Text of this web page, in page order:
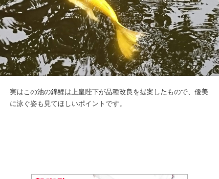
実はこの池の錦鯉は上皇陛下が品種改良を提案したもので、優美
に泳ぐ姿も見てほしいポイントです。